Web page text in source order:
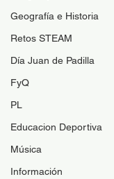
Geografía e Historia
Retos STEAM
Día Juan de Padilla
FyQ
PL
Educacion Deportiva
Música
Información